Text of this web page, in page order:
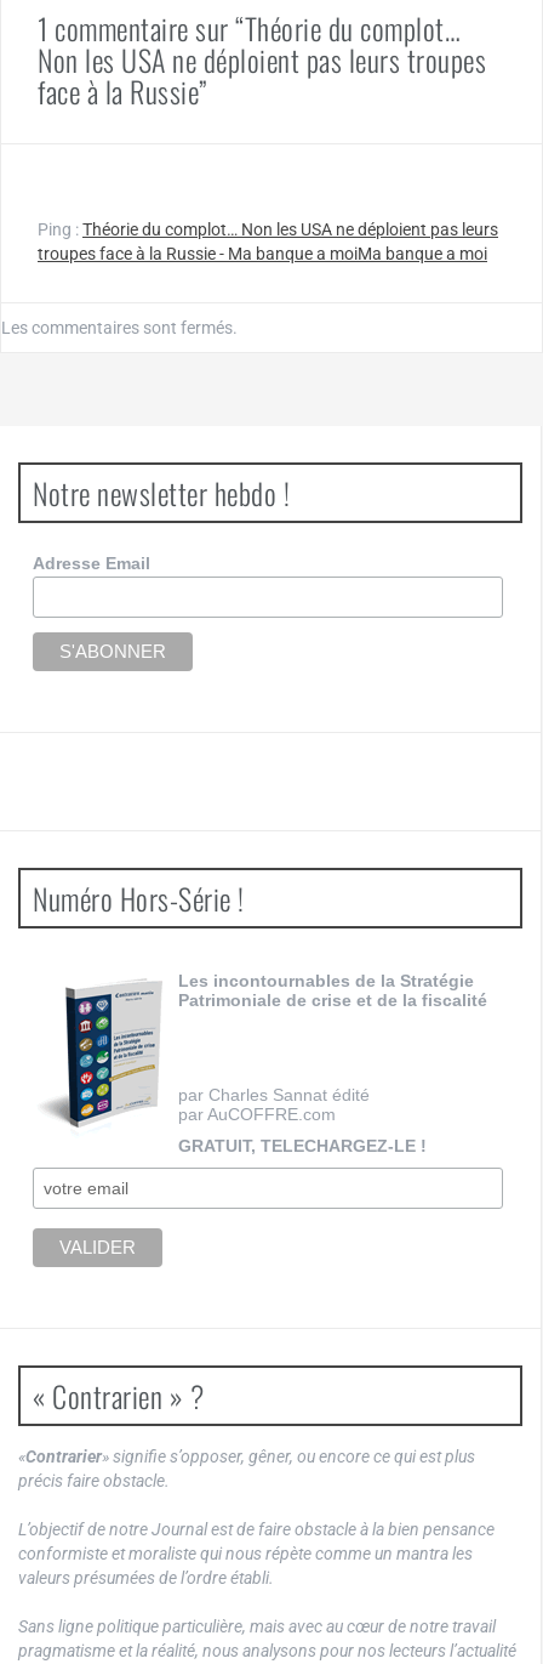
1 commentaire sur “Théorie du complot…
Non les USA ne déploient pas leurs troupes
face à la Russie”
Ping :Théorie du complot… Non les USA ne déploient pas leurs
troupes face à la Russie - Ma banque a moiMa banque a moi
Les commentaires sont fermés.
Notre newsletter hebdo !
Adresse Email
Numéro Hors-Série !
Les incontournables de la Stratégie
Patrimoniale de crise et de la fiscalité
par Charles Sannat édité
par AuCOFFRE.com
GRATUIT, TELECHARGEZ-LE !
« Contrarien » ?
«Contrarier» signifie s’opposer, gêner, ou encore ce qui est plus
précis faire obstacle.
L’objectif de notre Journal est de faire obstacle à la bien pensance
conformiste et moraliste qui nous répète comme un mantra les
valeurs présumées de l’ordre établi.
Sans ligne politique particulière, mais avec au cœur de notre travail
pragmatisme et la réalité, nous analysons pour nos lecteurs l’actualité